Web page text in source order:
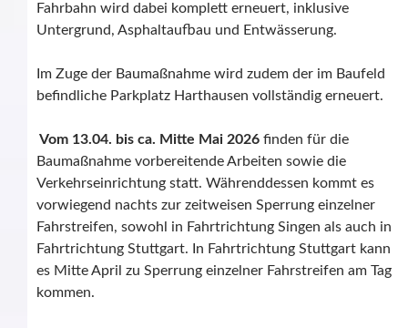
Fahrbahn wird dabei komplett erneuert, inklusive
Untergrund, Asphaltaufbau und Entwässerung.
Im Zuge der Baumaßnahme wird zudem der im Baufeld
befindliche Parkplatz Harthausen vollständig erneuert.
Vom 13.04. bis ca. Mitte Mai 2026 finden für die
Baumaßnahme vorbereitende Arbeiten sowie die
Verkehrseinrichtung statt. Währenddessen kommt es
vorwiegend nachts zur zeitweisen Sperrung einzelner
Fahrstreifen, sowohl in Fahrtrichtung Singen als auch in
Fahrtrichtung Stuttgart. In Fahrtrichtung Stuttgart kann
es Mitte April zu Sperrung einzelner Fahrstreifen am Tag
kommen.